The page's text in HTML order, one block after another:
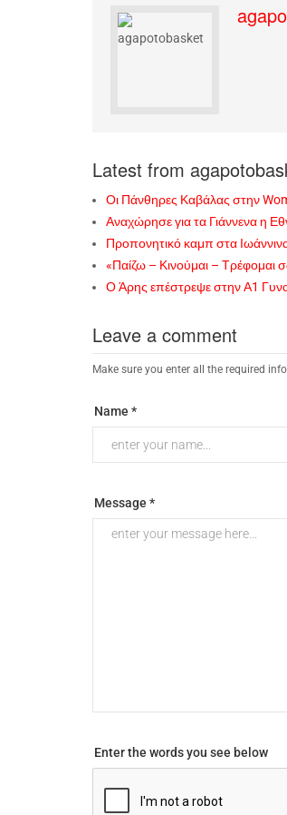
Latest from
Οι Πάνθηρες Καβάλας στην
Αναχώρησε για τα Γιάννενα η
Προπονητικό καμπ στα
«Παίζω – Κινούμαι – Τρέφομαι
Ο Άρης επέστρεψε στην Α1
Leave a comment
Make sure you enter all the required
Name *
Message *
Enter the words you see below